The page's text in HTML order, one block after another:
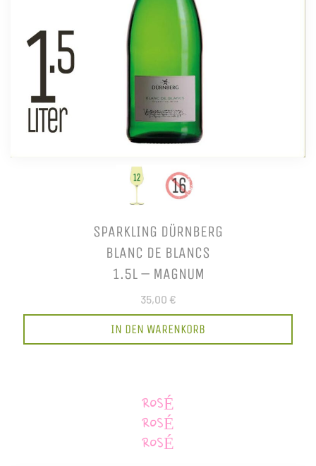
SPARKLING DÜRNBERG
BLANC DE BLANCS
1.5L – MAGNUM
35,00 €
IN DEN WARENKORB
ROSÉ
ROSÉ
ROSÉ